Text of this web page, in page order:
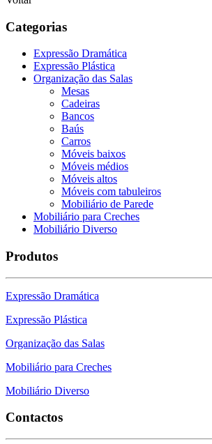
Categorias
Expressão Dramática
Expressão Plástica
Organização das Salas
Mesas
Cadeiras
Bancos
Baús
Carros
Móveis baixos
Móveis médios
Móveis altos
Móveis com tabuleiros
Mobiliário de Parede
Mobiliário para Creches
Mobiliário Diverso
Produtos
Expressão Dramática
Expressão Plástica
Organização das Salas
Mobiliário para Creches
Mobiliário Diverso
Contactos